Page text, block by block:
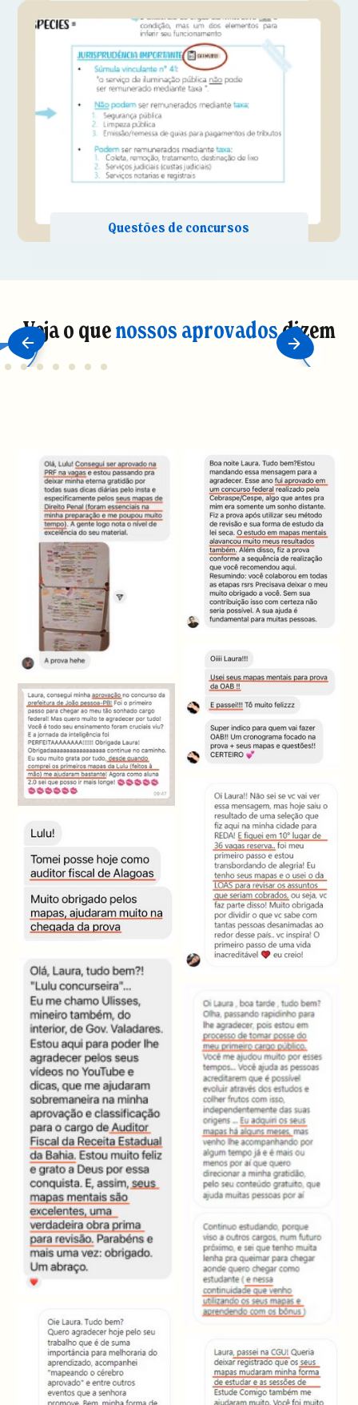
Veja o quenossos aprovadosdizem